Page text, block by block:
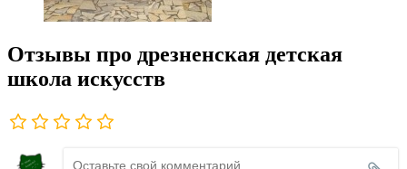
Отзывы про дрезненская детская
школа искусств